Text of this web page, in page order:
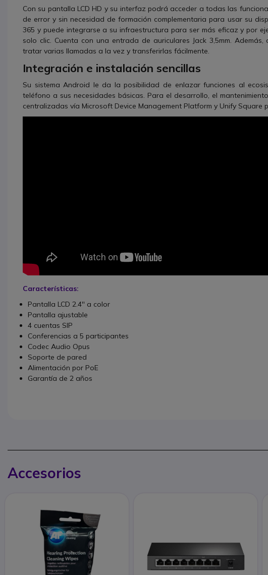
Con su pantalla LCD HD y su interfaz podrá acceder a todas las
de error y sin necesidad de formación complementaria para usar su
365 y puede integrarse a su infraestructura para ser más eficaz y por
solo clic. Cuenta con una entrada de auriculares Jack 3,5mm.
tratar varias llamadas a la vez y transferirlas fácilmente.
Integración e instalación sencillas
Su sistema Android le da la posibilidad de enlazar funciones al
teléfono a sus necesidades básicas. Para el desarrollo, el
centralizadas vía Microsoft Device Management Platform y Unify Square
Características:
Pantalla LCD 2.4'' a color
Pantalla ajustable
4 cuentas SIP
Conferencias a 5 participantes
Codec Audio Opus
Soporte de pared
Alimentación por PoE
Garantía de 2 años
Accesorios